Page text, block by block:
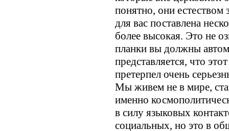
понятно, они естеством
для вас поставлена
более высокая. Это не
планки вы должны
представляется, что
претерпел очень
Мы живем не в мире,
именно
в силу языковых
социальных, но это в